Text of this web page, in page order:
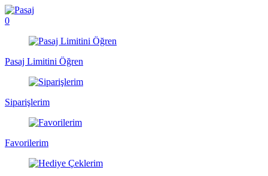
0
Pasaj Limitini Öğren
Siparişlerim
Favorilerim